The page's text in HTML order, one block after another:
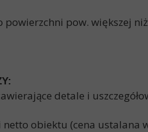
pow. większej
detale i
obiektu (cena ustalana